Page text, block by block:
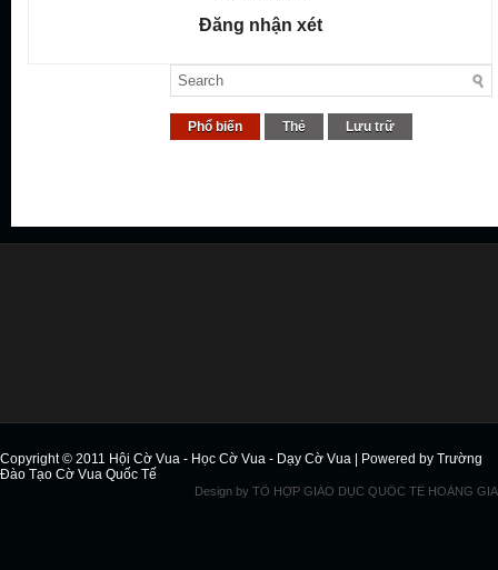
Đăng nhận xét
Phổ biến Thẻ Lưu trữ
Copyright © 2011 Hội Cờ Vua - Học Cờ Vua - Dạy Cờ Vua | Powered by Trường
Đào Tạo Cờ Vua Quốc Tế
Design by TỔ HỢP GIÁO DỤC QUỐC TẾ HOÀNG GIA